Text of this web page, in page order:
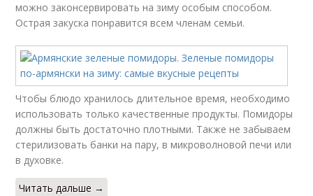
можно законсервировать на зиму особым способом.
Острая закуска понравится всем членам семьи.
Чтобы блюдо хранилось длительное время, необходимо
использовать только качественные продукты. Помидоры
должны быть достаточно плотными. Также не забываем
стерилизовать банки на пару, в микроволновой печи или
в духовке.
Читать дальше →